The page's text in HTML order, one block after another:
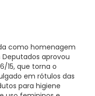
como homenagem
aprovou
15, que torna o
em rótulos das
para higiene